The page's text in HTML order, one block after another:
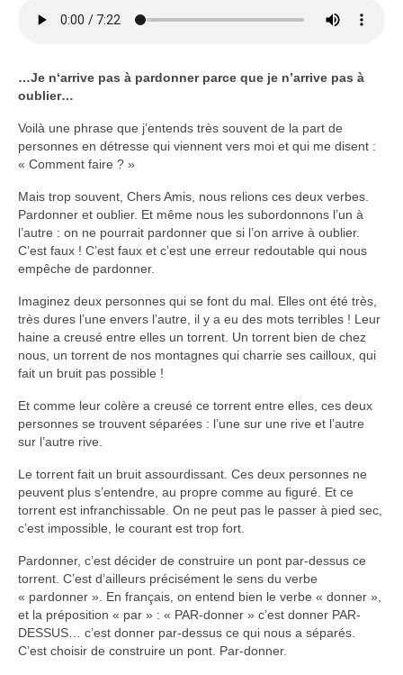
Echo Magazine – Une Question
Films, Vidéos, Selfies
Mon témoignage
EdenCinéma
SpiNéma
Vidéos Bibliques
Autres Vidéos
Apprendre
Conférences, Retraites
Enseignements CCRFE-ABC
Autres Enseignements
Retraites
Prier
Partagez une prière
Partagez votre prière
…Je n‘arrive pas à pardonner parce que je n’arrive pas à
oublier…
Voilà une phrase que j’entends très souvent de la part de
personnes en détresse qui viennent vers moi et qui me disent :
« Comment faire ? »
Mais trop souvent, Chers Amis, nous relions ces deux verbes.
Pardonner et oublier. Et même nous les subordonnons l’un à
l’autre : on ne pourrait pardonner que si l’on arrive à oublier.
C’est faux ! C’est faux et c’est une erreur redoutable qui nous
empêche de pardonner.
Imaginez deux personnes qui se font du mal. Elles ont été très,
très dures l’une envers l’autre, il y a eu des mots terribles ! Leur
haine a creusé entre elles un torrent. Un torrent bien de chez
nous, un torrent de nos montagnes qui charrie ses cailloux, qui
fait un bruit pas possible !
Et comme leur colère a creusé ce torrent entre elles, ces deux
personnes se trouvent séparées : l’une sur une rive et l’autre
sur l’autre rive.
Le torrent fait un bruit assourdissant. Ces deux personnes ne
peuvent plus s’entendre, au propre comme au figuré. Et ce
torrent est infranchissable. On ne peut pas le passer à pied sec,
c’est impossible, le courant est trop fort.
Pardonner, c’est décider de construire un pont par-dessus ce
torrent. C’est d’ailleurs précisément le sens du verbe
« pardonner ». En français, on entend bien le verbe « donner »,
et la préposition « par » : « PAR-donner » c’est donner PAR-
DESSUS… c’est donner par-dessus ce qui nous a séparés.
C’est choisir de construire un pont. Par-donner.